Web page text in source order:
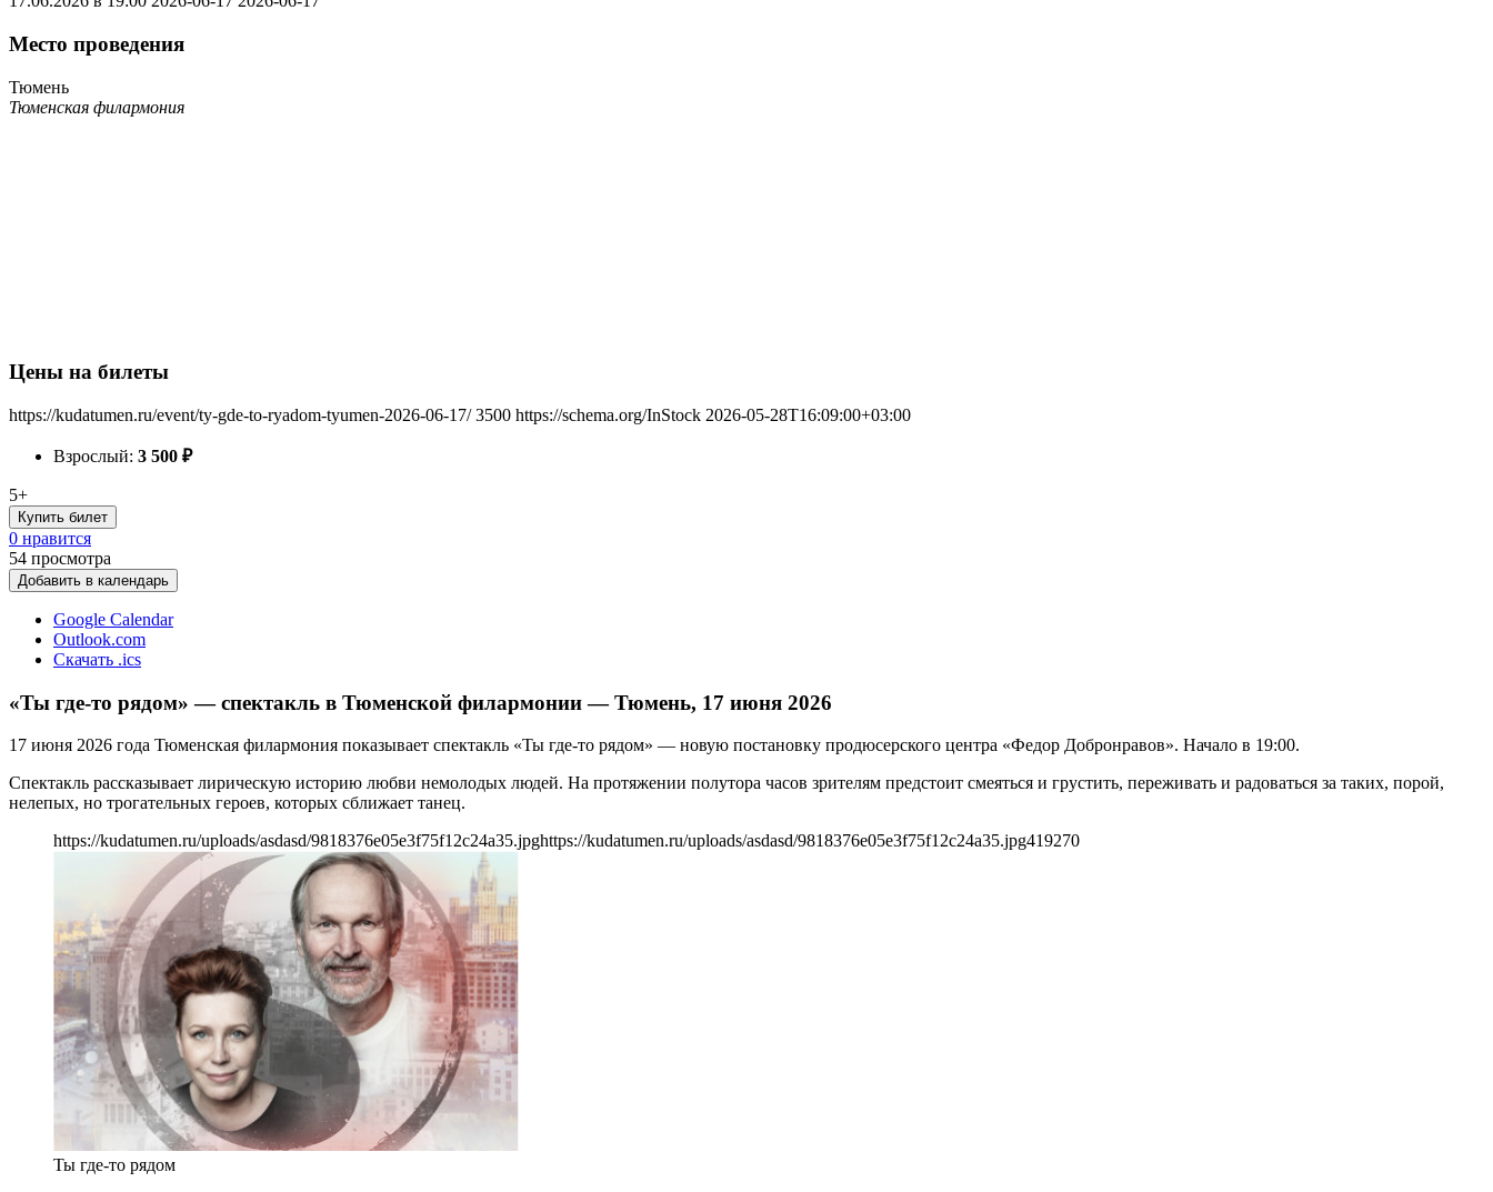
Место проведения
Тюмень
Тюменская филармония
Цены на билеты
https://kudatumen.ru/event/ty-gde-to-ryadom-tyumen-2026-06-17/ 3500 https://schema.org/InStock 2026-05-28T16:09:00+03:00
Взрослый: 3 500 ₽
5+
Купить билет
0 нравится
54 просмотра
Добавить в календарь
Google Calendar
Outlook.com
Скачать .ics
«Ты где-то рядом» — спектакль в Тюменской филармонии — Тюмень, 17 июня 2026
17 июня 2026 года Тюменская филармония показывает спектакль «Ты где-то рядом» — новую постановку продюсерского центра «Федор Добронравов». Начало в 19:00.
Спектакль рассказывает лирическую историю любви немолодых людей. На протяжении полутора часов зрителям предстоит смеяться и грустить, переживать и радоваться за таких, порой,
нелепых, но трогательных героев, которых сближает танец.
https://kudatumen.ru/uploads/asdasd/9818376e05e3f75f12c24a35.jpghttps://kudatumen.ru/uploads/asdasd/9818376e05e3f75f12c24a35.jpg419270
Ты где-то рядом